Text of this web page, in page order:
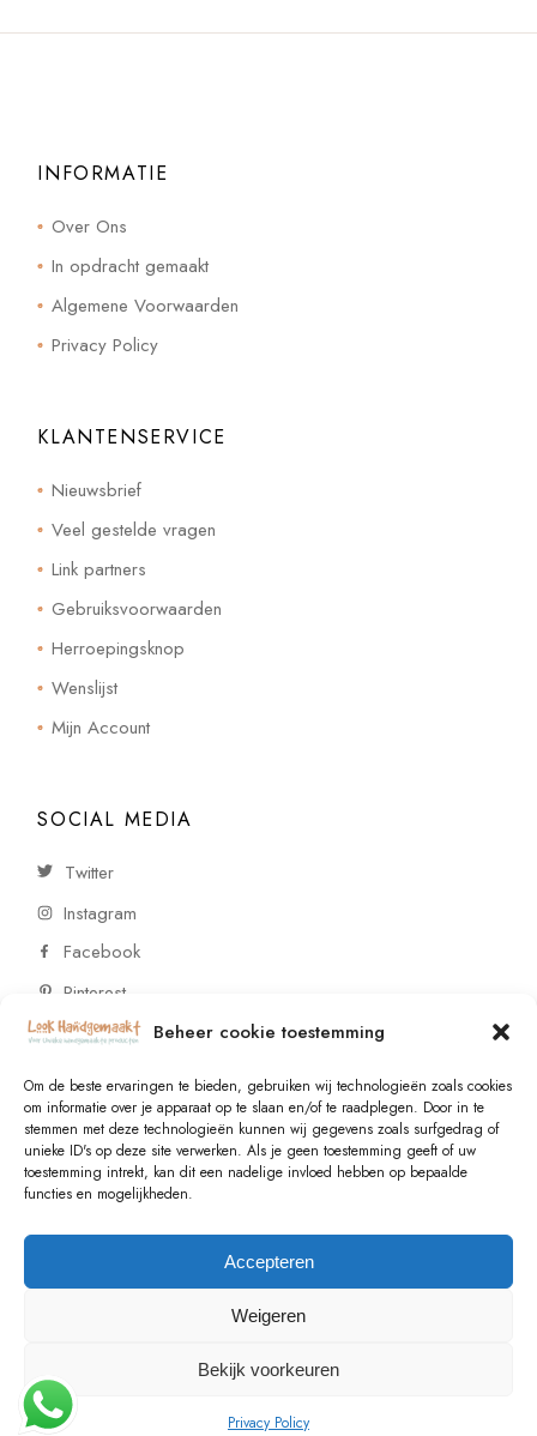
Beheer cookie toestemming
Om de beste ervaringen te bieden, gebruiken wij technologieën zoals cookies
om informatie over je apparaat op te slaan en/of te raadplegen. Door in te
stemmen met deze technologieën kunnen wij gegevens zoals surfgedrag of
unieke ID's op deze site verwerken. Als je geen toestemming geeft of uw
toestemming intrekt, kan dit een nadelige invloed hebben op bepaalde
functies en mogelijkheden.
Accepteren
Weigeren
Bekijk voorkeuren
Privacy Policy
INFORMATIE
Over Ons
In opdracht gemaakt
Algemene Voorwaarden
Privacy Policy
KLANTENSERVICE
Nieuwsbrief
Veel gestelde vragen
Link partners
Gebruiksvoorwaarden
Herroepingsknop
Wenslijst
Mijn Account
SOCIAL MEDIA
Twitter
Instagram
Facebook
Pinterest
CONTACT
Vragen of wensen? Neem contact op!
+31 (0)6 229 021 29
© 2023 , All Rights Reserved